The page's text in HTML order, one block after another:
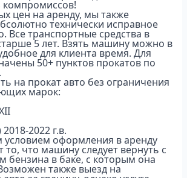
компромиссов!
цен на аренду, мы также
технически исправное
Все транспортные средства в
5 лет. Взять машину можно в
для клиента время. Для
50+ пунктов прокатов по
на прокат авто без ограничения
марок:
2022 г.в.
оформления в аренду
то, что машину следует вернуть с
бензина в баке, с которым она
также выезд на